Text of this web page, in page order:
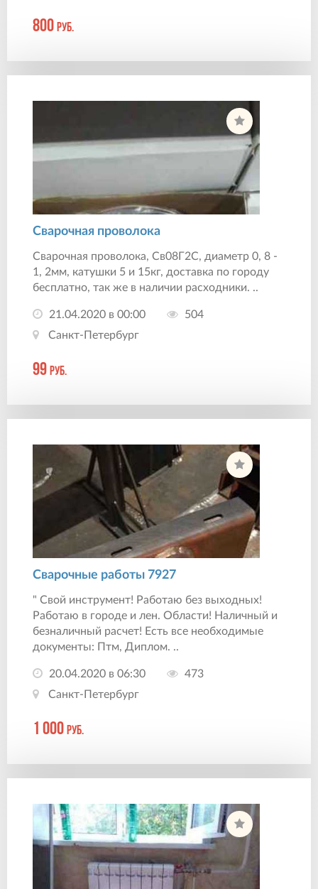
800 руб.
Сварочная проволока
Сварочная проволока, Св08Г2С, диаметр 0, 8 -
1, 2мм, катушки 5 и 15кг, доставка по городу
бесплатно, так же в наличии расходники. ..
21.04.2020 в 00:00
504
Санкт-Петербург
99 руб.
Сварочные работы 7927
" Свой инструмент! Работаю без выходных!
Работаю в городе и лен. Области! Наличный и
безналичный расчет! Есть все необходимые
документы: Птм, Диплом. ..
20.04.2020 в 06:30
473
Санкт-Петербург
1 000 руб.